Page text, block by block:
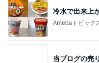
冷水で出来上
Amebaトピック
当ブログの売